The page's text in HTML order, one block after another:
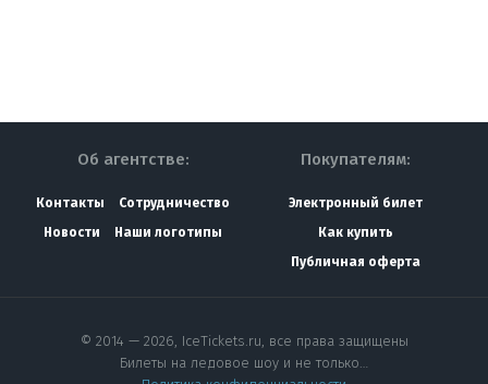
Об агентстве:
Контакты
Сотрудничество
Новости
Наши логотипы
Покупателям:
Электронный билет
Как купить
Публичная оферта
© 2014 — 2026, IceTickets.ru, все права защищены
Билеты на ледовое шоу и не только…